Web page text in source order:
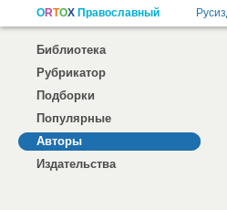
Библиотека
Рубрикатор
Подборки
Популярные
Авторы
Издательства